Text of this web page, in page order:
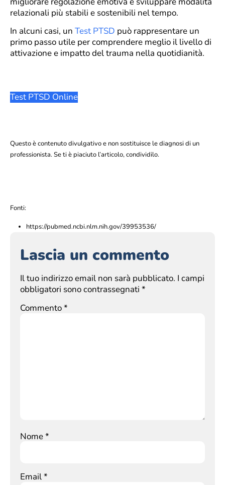
relazionali più stabili e sostenibili nel tempo.
In alcuni casi, un Test PTSD può rappresentare un
primo passo utile per comprendere meglio il livello di
attivazione e impatto del trauma nella quotidianità.
Test PTSD Online
Questo è contenuto divulgativo e non sostituisce le diagnosi di un
professionista. Se ti è piaciuto l’articolo, condividilo.
Fonti:
https://pubmed.ncbi.nlm.nih.gov/39953536/
Lascia un commento
Il tuo indirizzo email non sarà pubblicato. I campi
obbligatori sono contrassegnati *
Commento*
Nome*
Email*